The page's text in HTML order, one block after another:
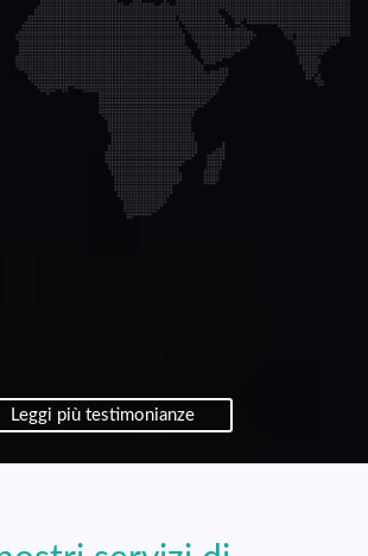
Leggi più testimonianze